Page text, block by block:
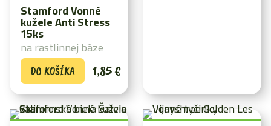
Stamford Vonné
kužele Anti Stress
15ks
1,85€
na rastlinnej báze
DO KOŠÍKA